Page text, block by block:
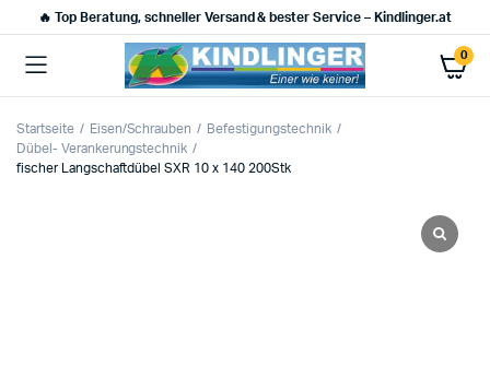
🔥 Top Beratung, schneller Versand & bester Service – Kindlinger.at
0
Startseite Eisen/Schrauben
Befestigungstechnik
Dübel- Verankerungstechnik
fischer Langschaftdübel SXR 10 x 140 200Stk